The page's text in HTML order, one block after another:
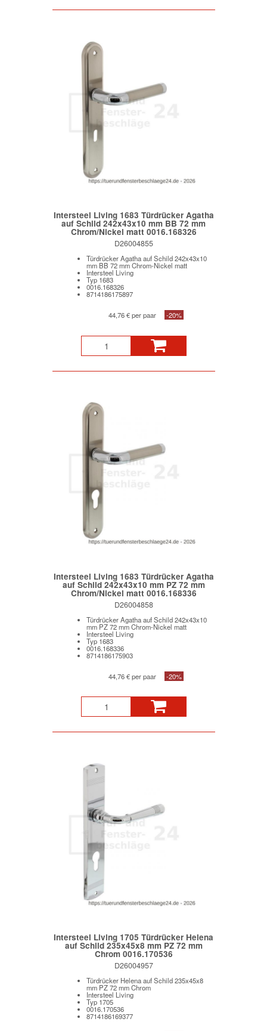
Intersteel Living 1683 Türdrücker Agatha
auf Schild 242x43x10 mm BB 72 mm
Chrom/Nickel matt 0016.168326
D26004855
Türdrücker Agatha auf Schild 242x43x10
mm BB 72 mm Chrom-Nickel matt
Intersteel Living
Typ 1683
0016.168326
8714186175897
44,76 € per paar -20%
Intersteel Living 1683 Türdrücker Agatha
auf Schild 242x43x10 mm PZ 72 mm
Chrom/Nickel matt 0016.168336
D26004858
Türdrücker Agatha auf Schild 242x43x10
mm PZ 72 mm Chrom-Nickel matt
Intersteel Living
Typ 1683
0016.168336
8714186175903
44,76 € per paar -20%
Intersteel Living 1705 Türdrücker Helena
auf Schild 235x45x8 mm PZ 72 mm
Chrom 0016.170536
D26004957
Türdrücker Helena auf Schild 235x45x8
mm PZ 72 mm Chrom
Intersteel Living
Typ 1705
0016.170536
8714186169377